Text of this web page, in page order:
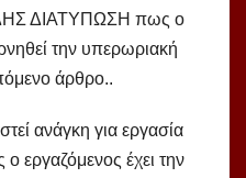
ΔΙΑΤΥΠΩΣΗ πως ο
την υπερωριακή
άρθρο..
ανάγκη για εργασία
εργαζόμενος έχει την